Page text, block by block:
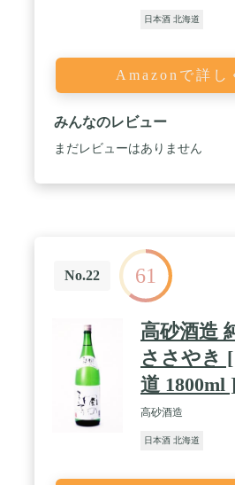
日本酒 北海道
Amazonで詳し
みんなのレビュー
まだレビューはありません
No.22 61
高砂酒造
ささやき
道 1800ml ]
高砂酒造
日本酒 北海道